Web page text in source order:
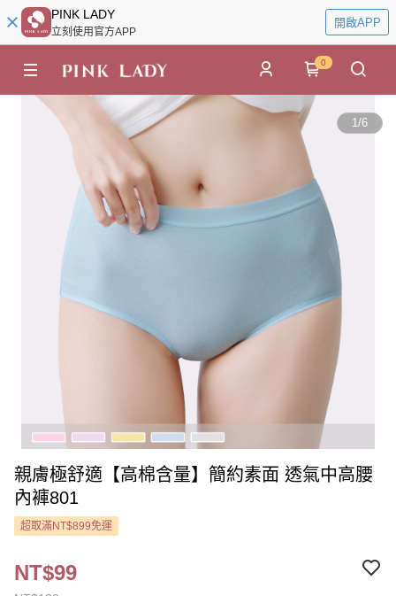
PINK LADY
立刻使用官方APP
開啟APP
0
1/6
親膚極舒適【高棉含量】簡約素面 透氣中高腰
內褲801
超取滿NT$899免運
NT$99